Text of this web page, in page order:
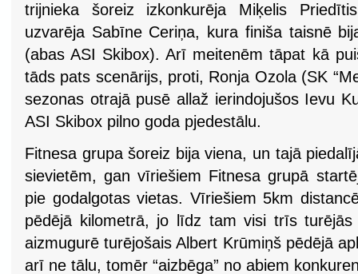
trijnieka šoreiz izkonkurēja Miķelis
uzvarēja Sabīne Ceriņa, kura finiša taisnē
(abas ASI Skibox). Arī meitenēm tāpat kā
tāds pats scenārijs, proti, Ronja Ozola (SK
sezonas otrajā pusē allaž ierindojušos Ievu
ASI Skibox pilno goda pjedestālu.
Fitnesa grupa šoreiz bija viena, un tajā
sievietēm, gan vīriešiem Fitnesa grupā
pie godalgotas vietas. Vīriešiem 5km
pēdējā kilometrā, jo līdz tam visi trīs
aizmugurē turējošais Albert Krūmiņš pēdējā
arī ne tālu, tomēr “aizbēga” no abiem